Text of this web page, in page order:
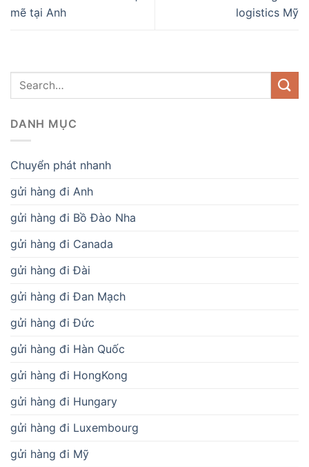
mẽ tại Anh
logistics Mỹ
DANH MỤC
Chuyển phát nhanh
gửi hàng đi Anh
gửi hàng đi Bồ Đào Nha
gửi hàng đi Canada
gửi hàng đi Đài
gửi hàng đi Đan Mạch
gửi hàng đi Đức
gửi hàng đi Hàn Quốc
gửi hàng đi HongKong
gửi hàng đi Hungary
gửi hàng đi Luxembourg
gửi hàng đi Mỹ